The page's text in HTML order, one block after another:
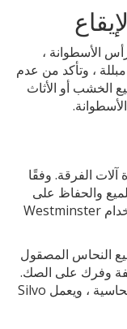
الأسطوانة ،
، وتأكد من عدم
الخشب أو الأثاث
آلات الفرقة. وفقًا
والحفاظ على
لمعان الأداة. على سبيل المثال ، يمكنك استخدام Westminster
النحاس المصقول
وفرك على الصك.
Blitz Brass Shine Polish رائع للأدوات النحاسية ، ويعمل Silvo